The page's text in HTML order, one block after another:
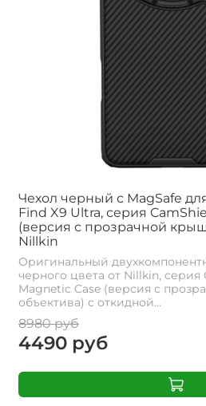
Чехол черный с MagSafe
Find X9 Ultra, серия
(версия с прозрачной
Nillkin
Оригинальный
черного цвета от Nillkin, серия
Magnetic Case (версия с
объектива) с откидной...
8980 руб
4490 руб